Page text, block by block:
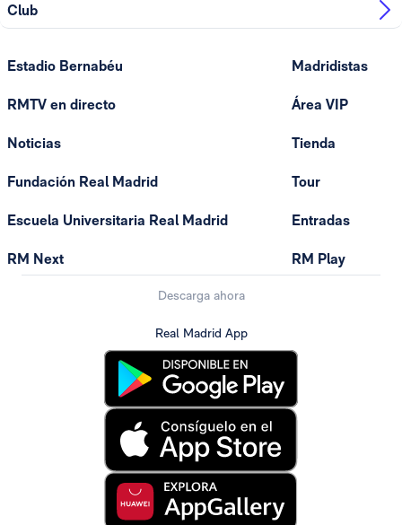
Club
Estadio Bernabéu
RMTV en directo
Noticias
Fundación Real Madrid
Escuela Universitaria Real Madrid
RM Next
Madridistas
Área VIP
Tienda
Tour
Entradas
RM Play
Descarga ahora
Real Madrid App